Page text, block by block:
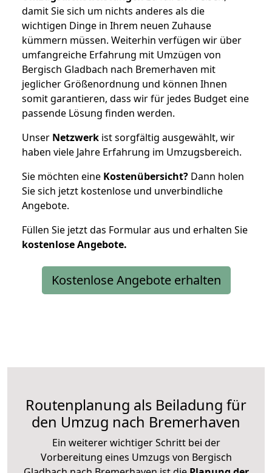
damit Sie sich um nichts anderes als die
wichtigen Dinge in Ihrem neuen Zuhause
kümmern müssen. Weiterhin verfügen wir über
umfangreiche Erfahrung mit Umzügen von
Bergisch Gladbach nach Bremerhaven mit
jeglicher Größenordnung und können Ihnen
somit garantieren, dass wir für jedes Budget eine
passende Lösung finden werden.
Unser Netzwerk ist sorgfältig ausgewählt, wir
haben viele Jahre Erfahrung im Umzugsbereich.
Sie möchten eine Kostenübersicht? Dann holen
Sie sich jetzt kostenlose und unverbindliche
Angebote.
Füllen Sie jetzt das Formular aus und erhalten Sie
kostenloseAngebote.
Kostenlose Angebote erhalten
Routenplanung als Beiladung für
den Umzug nach Bremerhaven
Ein weiterer wichtiger Schritt bei der
Vorbereitung eines Umzugs von Bergisch